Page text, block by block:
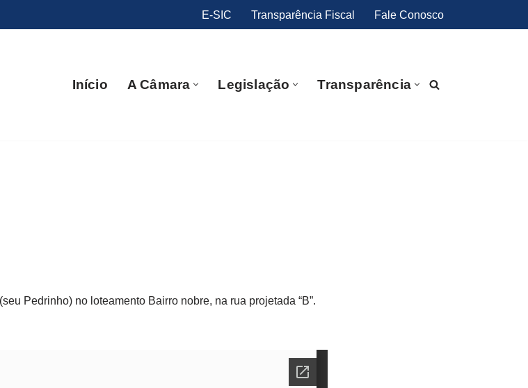
E-SIC Transparência Fiscal Fale Conosco
Início A Câmara Legislação Transparência
Pedrinho) no loteamento Bairro nobre, na rua projetada “B”.